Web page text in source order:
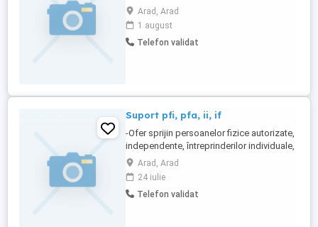
Tariful se negociaza in functie de
complexitatea activitatii si volumul de
muncă. Telefon:
Arad, Arad
1 august
Telefon validat
Suport pfi, pfa, ii, if
-Ofer sprijin persoanelor fizice autorizate,
independente, întreprinderilor individuale,
întreprinderilor familiale etc. în domeniul
fiscal în timp real -De-a lungul activității în
domeniul financiar-contabil interacționez
cu mai multe persoane fizice autorizate
Arad, Arad
24 iulie
Telefon validat